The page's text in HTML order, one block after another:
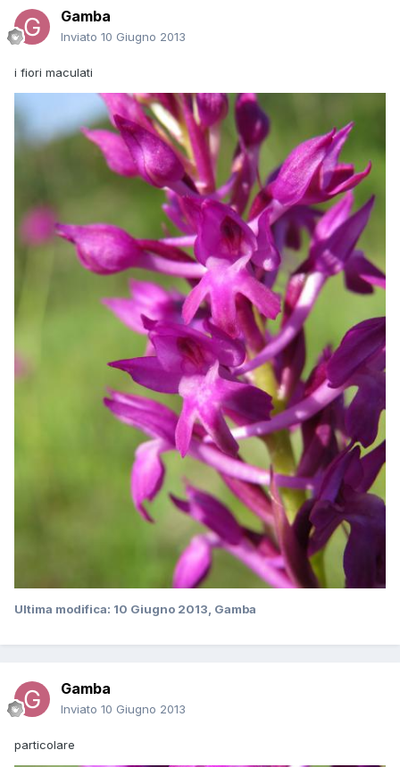
Gamba
Inviato 10 Giugno 2013
i fiori maculati
Ultima modifica: 10 Giugno 2013 , Gamba
Gamba
Inviato 10 Giugno 2013
particolare